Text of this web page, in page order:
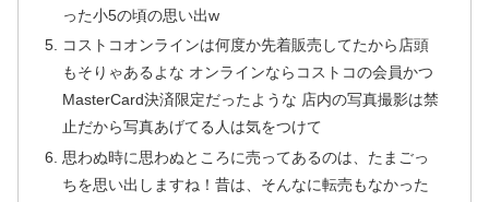
った小5の頃の思い出w
コストコオンラインは何度か先着販売してたから店頭
もそりゃあるよな オンラインならコストコの会員かつ
MasterCard決済限定だったような 店内の写真撮影は禁
止だから写真あげてる人は気をつけて
思わぬ時に思わぬところに売ってあるのは、たまごっ
ちを思い出しますね！昔は、そんなに転売もなかった